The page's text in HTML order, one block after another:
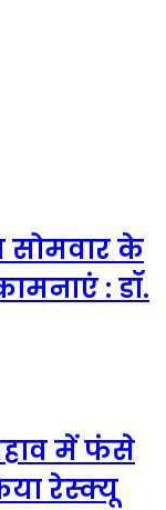
सोमवार के
: डॉ.
में फंसे
रेस्क्यू